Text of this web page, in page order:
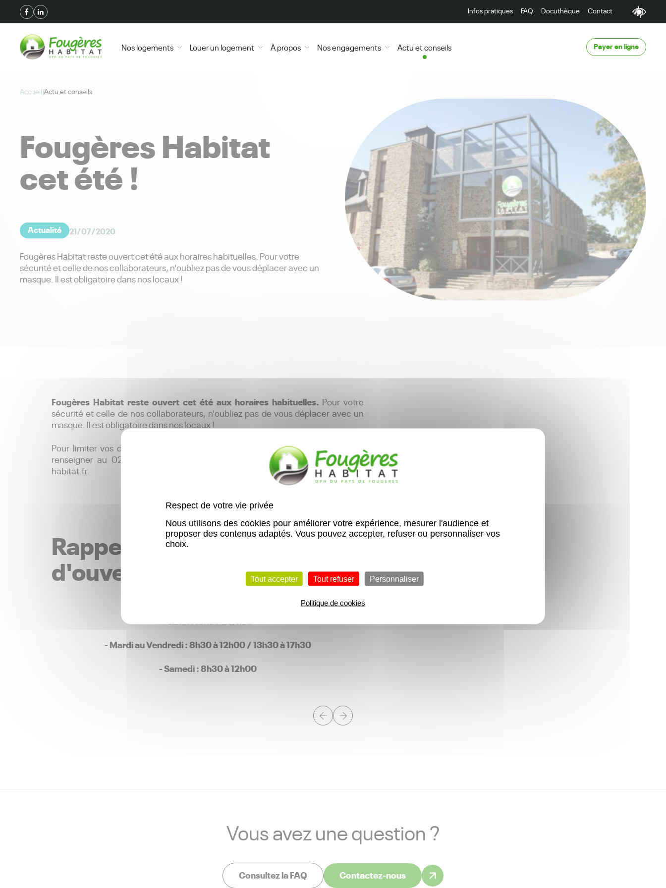
Confort + Infos pratiques FAQ Docuthèque Contact
Nos logements Louer un logement À propos Nos engagements Actu et conseils Payer en ligne
Accueil|Actu et conseils
Fougères Habitat
cet été !
Actualité 21/07/2020
Fougères Habitat reste ouvert cet été aux horaires habituelles. Pour votre
sécurité et celle de nos collaborateurs, n'oubliez pas de vous déplacer avec un
masque. Il est obligatoire dans nos locaux !
Fougères Habitat reste ouvert cet été aux horaires habituelles. Pour votre
sécurité et celle de nos collaborateurs, n'oubliez pas de vous déplacer avec un
masque. Il est obligatoire dans nos locaux !
Pour limiter vos déplacements, sachez que nous restons disponible pour vous
renseigner au 02.99.17.20.40 en journée et par email à contact@fougeres-
habitat.fr.
Rappel des horaires
d'ouverture :
- Mardi au Vendredi : 8h30 à 12h00 / 13h30 à 17h30
- Samedi : 8h30 à 12h00
Vous avez une question ?
Consultez la FAQ Contactez-nous
Respect de votre vie privée
Nous utilisons des cookies pour améliorer votre expérience, mesurer l'audience et
proposer des contenus adaptés. Vous pouvez accepter, refuser ou personnaliser vos
choix.
Tout accepter Tout refuser Personnaliser
Politique de cookies